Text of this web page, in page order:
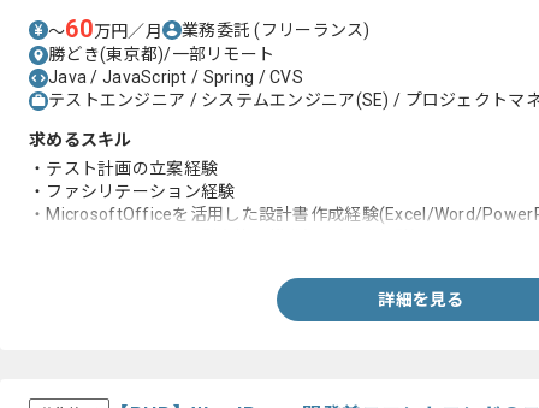
〜60万円／月 業務委託(フリーランス)
勝どき(東京都)/一部リモート
Java / JavaScript / Spring / CVS
テストエンジニア / システムエンジニア(SE) / プロジェクトマ
求めるスキル
・テスト計画の立案経験
・ファシリテーション経験
・MicrosoftOfficeを活用した設計書作成経験(Excel/Word/
詳細を見る